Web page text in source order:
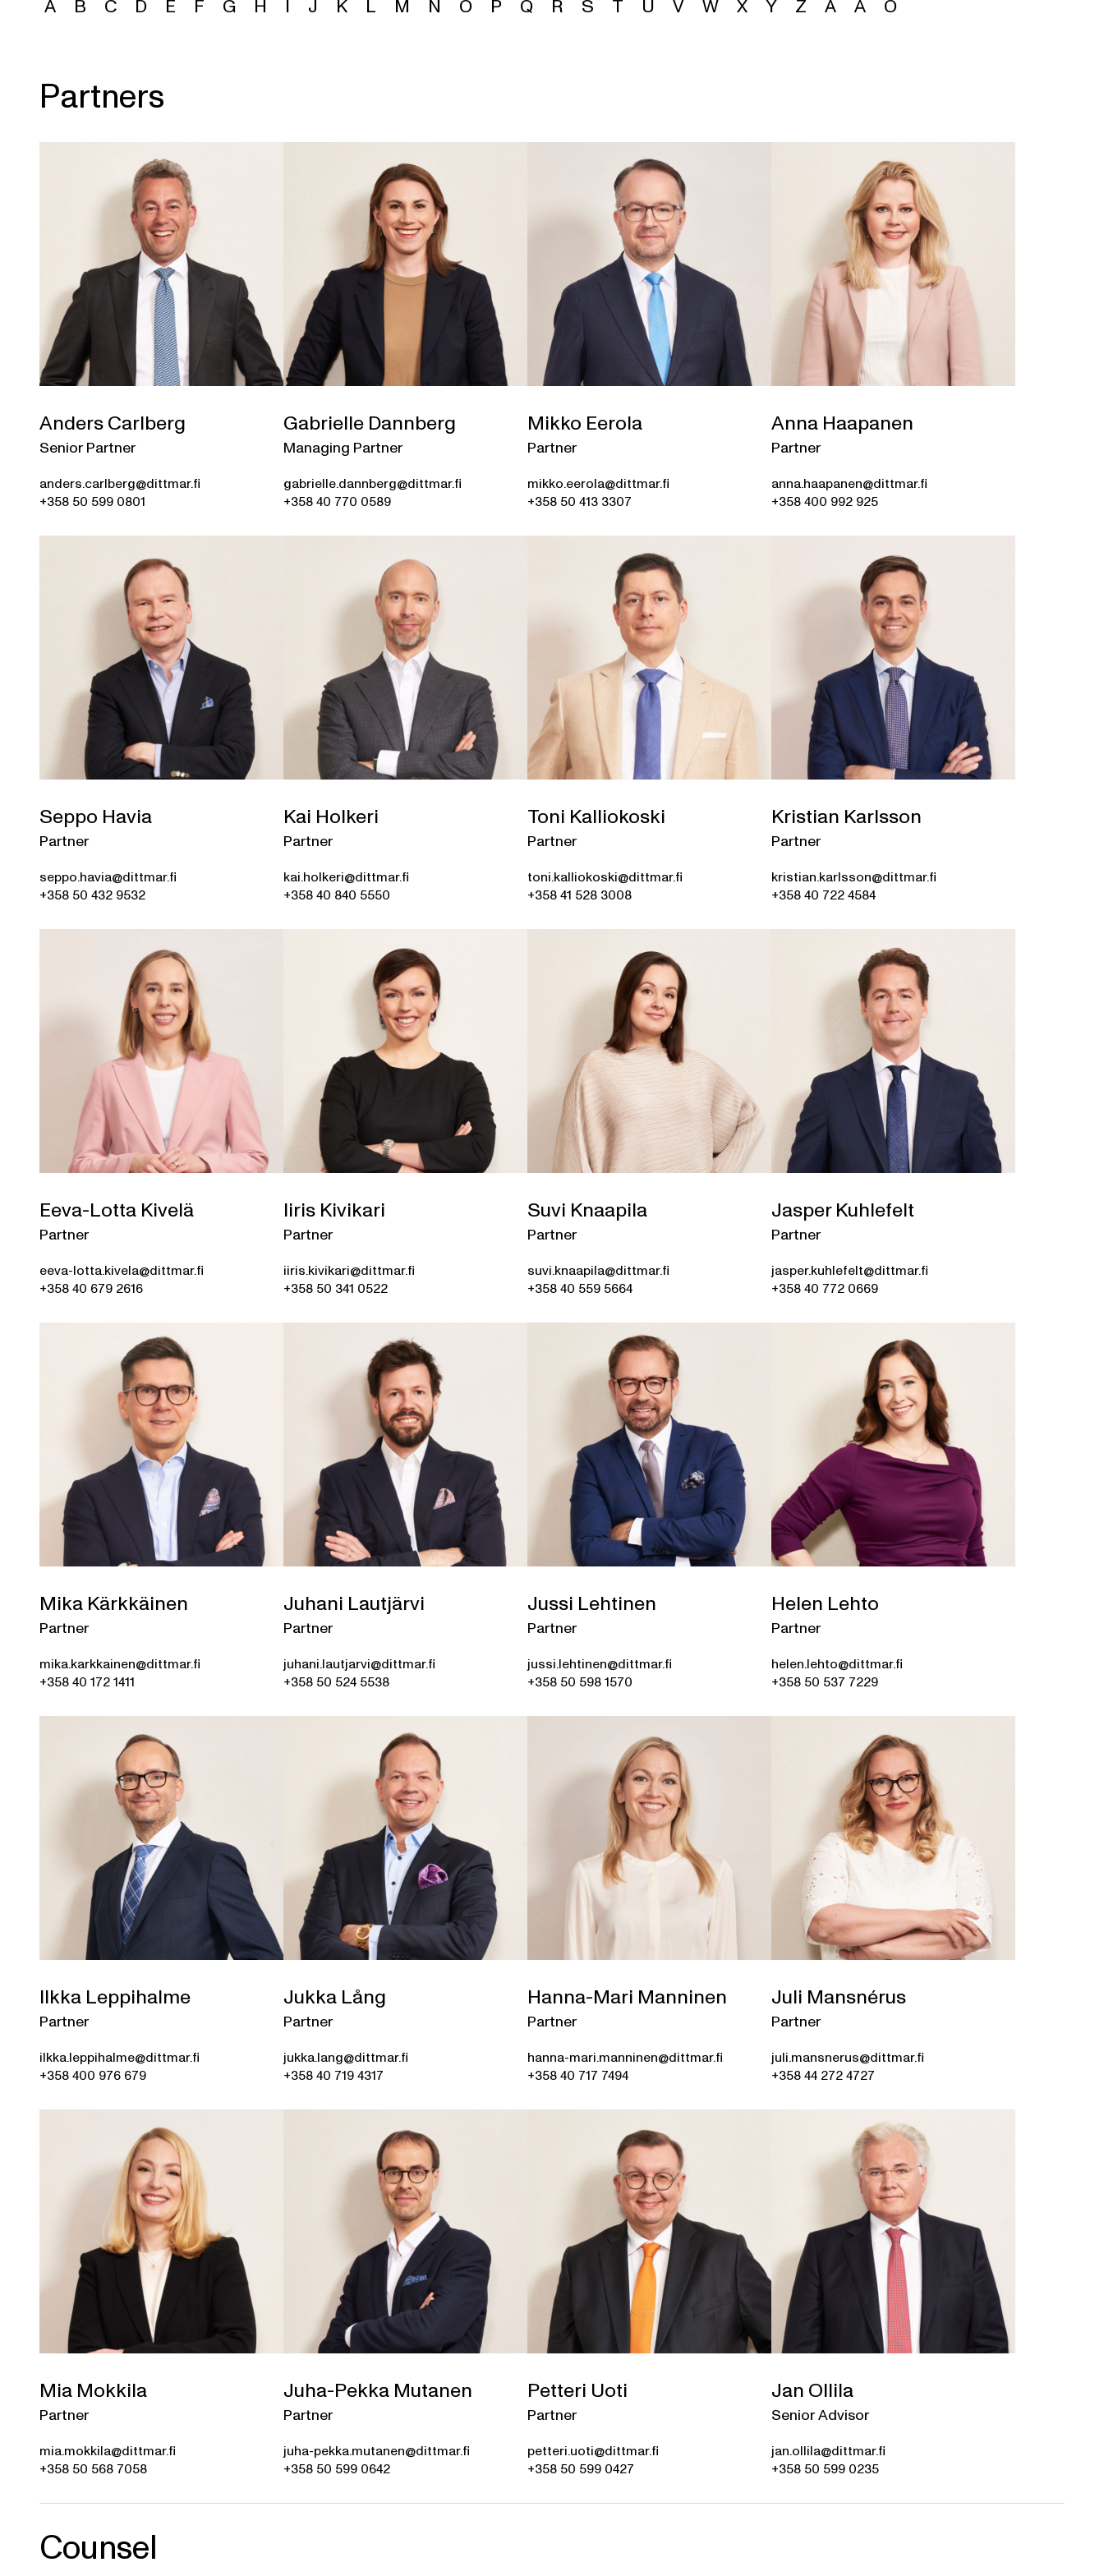
A B C D E F G H I J K L M N O P Q R S T U V W X Y Z Å Ä Ö
Partners
Anders Carlberg
Senior Partner
anders.carlberg@dittmar.fi
+358 50 599 0801
Gabrielle Dannberg
Managing Partner
gabrielle.dannberg@dittmar.fi
+358 40 770 0589
Mikko Eerola
Partner
mikko.eerola@dittmar.fi
+358 50 413 3307
Anna Haapanen
Partner
anna.haapanen@dittmar.fi
+358 400 992 925
Seppo Havia
Partner
seppo.havia@dittmar.fi
+358 50 432 9532
Kai Holkeri
Partner
kai.holkeri@dittmar.fi
+358 40 840 5550
Toni Kalliokoski
Partner
toni.kalliokoski@dittmar.fi
+358 41 528 3008
Kristian Karlsson
Partner
kristian.karlsson@dittmar.fi
+358 40 722 4584
Eeva-Lotta Kivelä
Partner
eeva-lotta.kivela@dittmar.fi
+358 40 679 2616
Iiris Kivikari
Partner
iiris.kivikari@dittmar.fi
+358 50 341 0522
Suvi Knaapila
Partner
suvi.knaapila@dittmar.fi
+358 40 559 5664
Jasper Kuhlefelt
Partner
jasper.kuhlefelt@dittmar.fi
+358 40 772 0669
Mika Kärkkäinen
Partner
mika.karkkainen@dittmar.fi
+358 40 172 1411
Juhani Lautjärvi
Partner
juhani.lautjarvi@dittmar.fi
+358 50 524 5538
Jussi Lehtinen
Partner
jussi.lehtinen@dittmar.fi
+358 50 598 1570
Helen Lehto
Partner
helen.lehto@dittmar.fi
+358 50 537 7229
Ilkka Leppihalme
Partner
ilkka.leppihalme@dittmar.fi
+358 400 976 679
Jukka Lång
Partner
jukka.lang@dittmar.fi
+358 40 719 4317
Hanna-Mari Manninen
Partner
hanna-mari.manninen@dittmar.fi
+358 40 717 7494
Juli Mansnérus
Partner
juli.mansnerus@dittmar.fi
+358 44 272 4727
Mia Mokkila
Partner
mia.mokkila@dittmar.fi
+358 50 568 7058
Juha-Pekka Mutanen
Partner
juha-pekka.mutanen@dittmar.fi
+358 50 599 0642
Petteri Uoti
Partner
petteri.uoti@dittmar.fi
+358 50 599 0427
Jan Ollila
Senior Advisor
jan.ollila@dittmar.fi
+358 50 599 0235
Counsel